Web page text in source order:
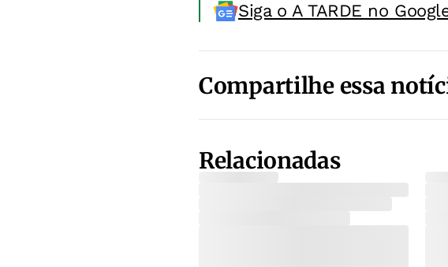
Siga o A TARDE no
Compartilhe essa
Relacionadas